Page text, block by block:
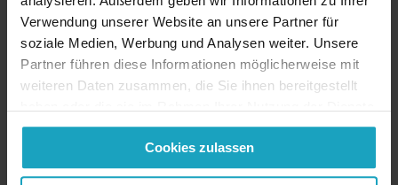
Verwendung unserer Website an unsere Partner für
soziale Medien, Werbung und Analysen weiter. Unsere
Partner führen diese Informationen möglicherweise mit
weiteren Daten zusammen, die Sie ihnen bereitgestellt
gesammelt haben. Sie geben Einwilligung zu unseren
Cookies, wenn Sie unsere Webseite weiterhin nutzen.
Cookies zulassen